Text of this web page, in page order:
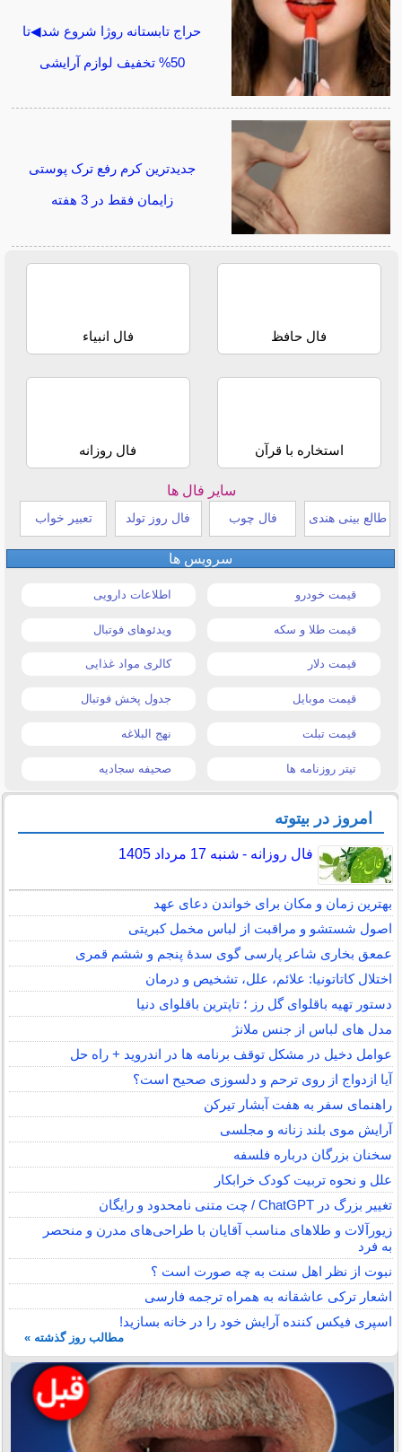
حراج تابستانه روژا شروع شد◀تا
50% تخفیف لوازم آرایشی
جدیدترین کرم رفع ترک پوستی
زایمان فقط در 3 هفته
فال حافظ فال انبیاء
استخاره با قرآن فال روزانه
سایر فال ها
طالع بینی هندی فال چوب فال روز تولد تعبیر خواب
سرویس ها
قیمت خودرو اطلاعات دارویی
قیمت طلا و سکه ویدئوهای فوتبال
قیمت دلار کالری مواد غذایی
قیمت موبایل جدول پخش فوتبال
قیمت تبلت نهج البلاغه
تیتر روزنامه ها صحیفه سجادیه
امروز در بیتوته
فال روزانه - شنبه 17 مرداد 1405
بهترین زمان و مکان برای خواندن دعای عهد
اصول شستشو و مراقبت از لباس مخمل کبریتی
عمعق بخاری شاعر پارسی گوی سدهٔ پنجم و ششم قمری
اختلال کاتاتونیا: علائم، علل، تشخیص و درمان
دستور تهیه باقلوای گل رز ؛ تاپترین باقلوای دنیا
مدل های لباس از جنس ملانژ
عوامل دخیل در مشکل توقف برنامه ها در اندروید + راه حل
آیا ازدواج از روی ترحم و دلسوزی صحیح است؟
راهنمای سفر به هفت آبشار تیرکن
آرایش موی بلند زنانه و مجلسی
سخنان بزرگان درباره فلسفه
علل و نحوه تربیت کودک خرابکار
تغییر بزرگ در ChatGPT / چت متنی نامحدود و رایگان
زیورآلات و طلاهای مناسب آقایان با طراحی‌های مدرن و منحصر
به فرد
نبوت از نظر اهل سنت به چه صورت است ؟
اشعار ترکی عاشقانه به همراه ترجمه فارسی
اسپری فیکس کننده آرایش خود را در خانه بسازید!
مطالب روز گذشته »